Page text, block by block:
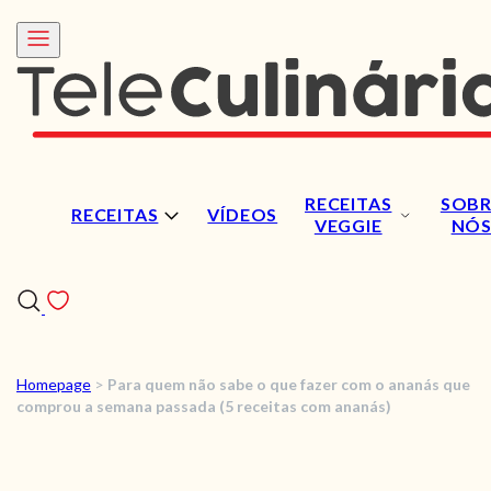
RECEITAS VÍDEOS
RECEITAS
VEGGIE
NÓS
RECEITAS
Homepage > Para quem não sabe o que fazer com o ananás que
comprou a semana passada (5 receitas com ananás)